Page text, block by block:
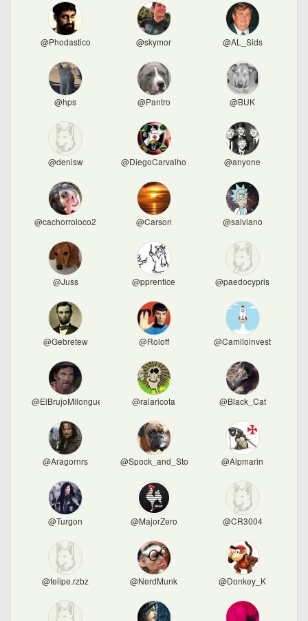
@Phodastico @skymor @AL_Sids
@hps @Pantro @BUK
@denisw @DiegoCarvalho @anyone
@cachorroloco2 @Carson @salviano
@Juss @pprentice @paedocypris
@Gebretew @Roloff @Camiloinvest
@ElBrujoMilonguero @ralaricota @Black_Cat
@Aragornrs @Spock_and_Stock @Alpmarin
@Turgon @MajorZero @CR3004
@felipe.rzbz @NerdMunk @Donkey_K